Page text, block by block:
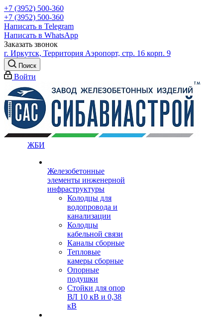
+7 (3952) 500-360
+7 (3952) 500-360
Написать в Telegram
Написать в WhatsApp
Заказать звонок
г. Иркутск, Территория Аэропорт, стр. 16 корп. 9
Поиск
Войти
ЖБИ
Железобетонные
элементы инженерной
инфраструктуры
Колодцы для
водопровода и
канализации
Колодцы
кабельной связи
Каналы сборные
Тепловые
камеры сборные
Опорные
подушки
Стойки для опор
ВЛ 10 кВ и 0,38
кВ